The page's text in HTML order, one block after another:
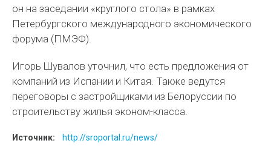
он на заседании «круглого стола» в рамках
Петербургского международного экономического
форума (ПМЭФ).
Игорь Шувалов уточнил, что есть предложения от
компаний из Испании и Китая. Также ведутся
переговоры с застройщиками из Белоруссии по
строительству жилья эконом-класса.
Источник: http://sroportal.ru/news/